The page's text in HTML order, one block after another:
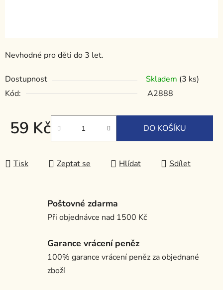
Nevhodné pro děti do 3 let.
Dostupnost Skladem (3 ks)
Kód:
A2888
59 Kč
Měrná cena:
DO KOŠÍKU
Tisk Zeptat se Hlídat Sdílet
Poštovné zdarma
Při objednávce nad 1500 Kč
Garance vrácení peněz
100% garance vrácení peněz za objednané
zboží